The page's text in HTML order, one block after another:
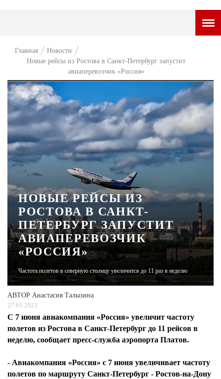
НОВОСТИ
ПРЕМЬЕРА
ТАМ И ТУТ
СТИЛЬ ЖИЗНИ
ХАЙП
ЧЕЛОВЕК ОСОБЕННЫЙ
КУЛЬТ ЕДЫ
АФИША
ЖУРНАЛ
Главная
Новости
Новые рейсы из Ростова в Санкт-Петербург запустит
авиаперевозчик «Россия»
НОВЫЕ РЕЙСЫ ИЗ
РОСТОВА В САНКТ-
ПЕТЕРБУРГ ЗАПУСТИТ
АВИАПЕРЕВОЗЧИК
«РОССИЯ»
Частота полетов в северную столицу увеличится до 11 раз в неделю
АВТОР Анастасия Талызина
27.05.2021
С 7 июня авиакомпания «Россия» увеличит частоту
полетов из Ростова в Санкт-Петербург до 11 рейсов в
неделю, сообщает пресс-служба аэропорта Платов.
- Авиакомпания «Россия» с 7 июня увеличивает частоту
полетов по маршруту Санкт-Петербург - Ростов-на-Дону